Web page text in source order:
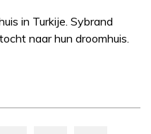
in Turkije. Sybrand
naar hun droomhuis.